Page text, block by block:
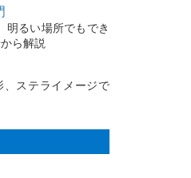
明るい場所でもでき
ら解説
、ステライメージで